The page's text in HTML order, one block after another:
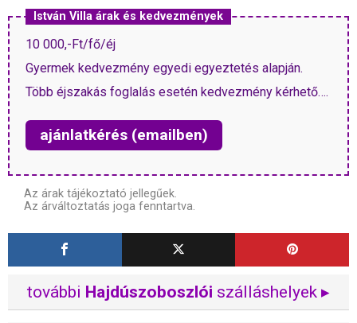
István Villa árak és kedvezmények
10 000,-Ft/fő/éj
Gyermek kedvezmény egyedi egyeztetés alapján.
Több éjszakás foglalás esetén kedvezmény kérhető….
ajánlatkérés (emailben)
Az árak tájékoztató jellegűek.
Az árváltoztatás joga fenntartva.
további Hajdúszoboszlói szálláshelyek ▸